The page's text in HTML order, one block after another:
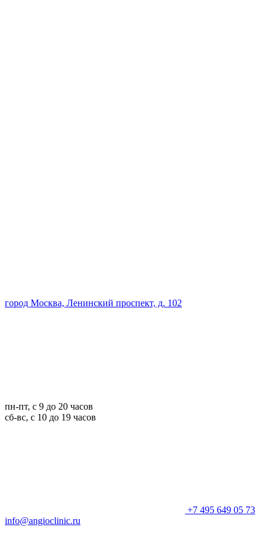
город Москва, Ленинский проспект, д. 102
пн-пт, с 9 до 20 часов
сб-вс, с 10 до 19 часов
+7 495 649 05 73
info@angioclinic.ru